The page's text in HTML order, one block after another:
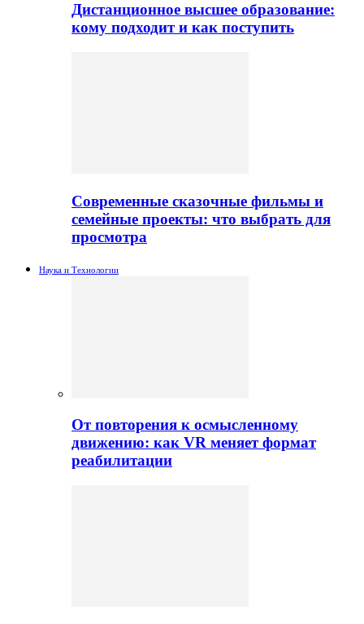
Дистанционное высшее образование:
кому подходит и как поступить
Современные сказочные фильмы и
семейные проекты: что выбрать для
просмотра
Наука и Технологии
От повторения к осмысленному
движению: как VR меняет формат
реабилитации